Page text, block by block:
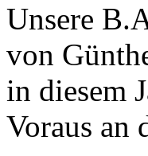
Unsere
von
in diesem
Voraus an